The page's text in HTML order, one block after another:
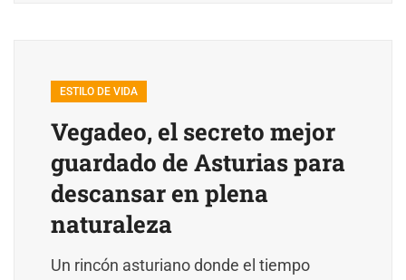
ESTILO DE VIDA
Vegadeo, el secreto mejor
guardado de Asturias para
descansar en plena
naturaleza
Un rincón asturiano donde el tiempo